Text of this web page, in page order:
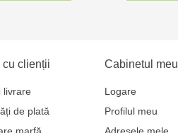
cu clienții
livrare
de plată
marfă
Cabinetul meu
Logare
Profilul meu
Adresele mele